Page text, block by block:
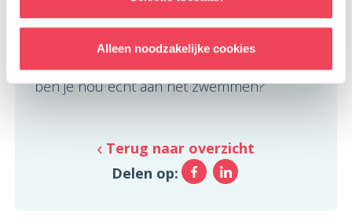
Alleen noodzakelijke cookies
daarbij de quasi verbaasde tekst ‘Mama,
ben je nou echt aan het zwemmen?’
Terug naar overzicht
Delen op:
Facebook
LinkedIn